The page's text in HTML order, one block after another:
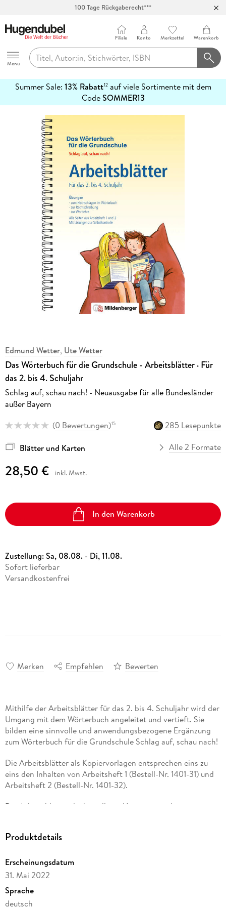
100 Tage Rückgaberecht***
Hugendubel
Menu
Filiale Konto Merkzettel Warenkorb
Summer Sale: 13% Rabatt12auf viele Sortimente mit dem
CodeSOMMER13
erfahren
Edmund Wetter, Ute Wetter
Das Wörterbuch für die Grundschule - Arbeitsblätter · Für
das 2. bis 4. Schuljahr
Schlag auf, schau nach! - Neuausgabe für alle Bundesländer
außer Bayern
(0 Bewertungen)15 285 Lesepunkte
Blätter und Karten Alle 2 Formate
28,50 € inkl. Mwst.
In den Warenkorb
Zustellung:Sa, 08.08. - Di, 11.08.
Sofort lieferbar
Versandkostenfrei
Merken Empfehlen Bewerten
Mithilfe der Arbeitsblätter für das 2. bis 4. Schuljahr wird der
Umgang mit dem Wörterbuch angeleitet und vertieft. Sie
bilden eine sinnvolle und anwendungsbezogene Ergänzung
zum Wörterbuch für die Grundschule Schlag auf, schau nach!
Die Arbeitsblätter als Kopiervorlagen entsprechen eins zu
eins den Inhalten von Arbeitsheft 1 (Bestell-Nr. 1401-31) und
Arbeitsheft 2 (Bestell-Nr. 1401-32).
Die Arbeitsblätter decken alle im Umgang mit dem
Übungen:
zum Nachschlagen im Wörterbuch
zur Rechtschreibung
zur Wortlehre
Produktdetails
Erscheinungsdatum
31. Mai 2022
Sprache
deutsch